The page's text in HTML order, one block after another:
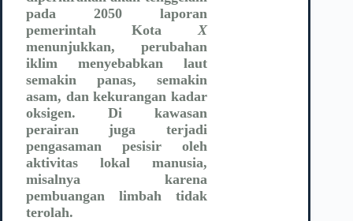
pada 2050 laporan
pemerintah Kota X
menunjukkan, perubahan
iklim menyebabkan laut
semakin panas, semakin
asam, dan kekurangan kadar
oksigen. Di kawasan
perairan juga terjadi
pengasaman pesisir oleh
aktivitas lokal manusia,
misalnya karena
pembuangan limbah tidak
terolah.